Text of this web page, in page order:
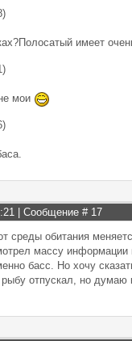
имеет
мои
| Сообщение # 17
среды обитания
массу
басс. Но хочу
отпускал, но думаю